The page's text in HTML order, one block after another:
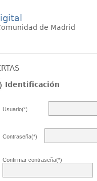
de Madrid
Identificación
Usuario(*)
Contraseña(*)
Confirmar contraseña(*)